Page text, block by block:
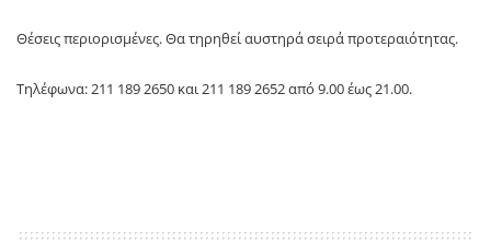
Θέσεις περιορισμένες. Θα τηρηθεί αυστηρά σειρά προτεραιότητας.
Τηλέφωνα: 211 189 2650 και 211 189 2652 από 9.00 έως 21.00.